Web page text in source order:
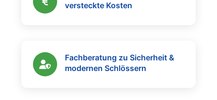
versteckte Kosten
Fachberatung zu Sicherheit &
modernen Schlössern